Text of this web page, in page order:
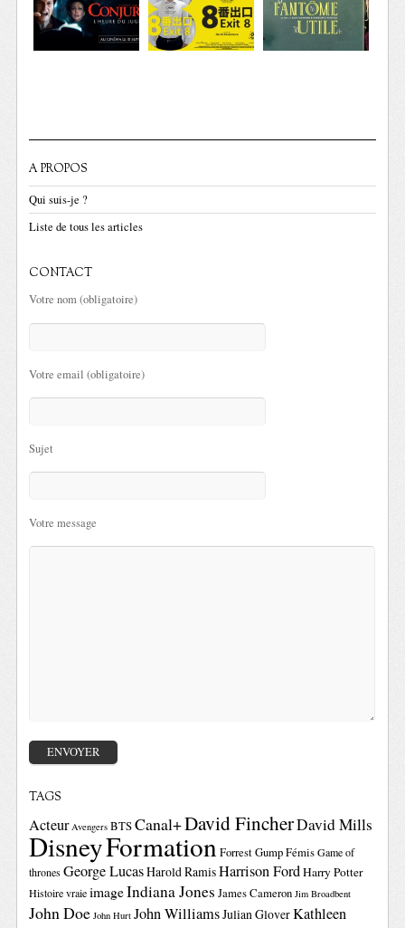
A PROPOS
Qui suis-je ?
Liste de tous les articles
CONTACT
Votre nom (obligatoire)
Votre email (obligatoire)
Sujet
Votre message
TAGS
Acteur Avengers BTSCanal+David FincherDavid Mills
DisneyFormationForrest GumpFémis Game of
thrones George LucasHarold RamisHarrison FordHarry Potter
Histoire vraie imageIndiana Jones James Cameron Jim Broadbent
John Doe John Hurt John WilliamsJulian GloverKathleen